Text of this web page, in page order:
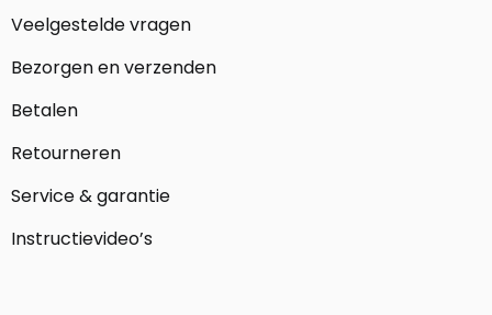
Veelgestelde vragen
Bezorgen en verzenden
Betalen
Retourneren
Service & garantie
Instructievideo’s